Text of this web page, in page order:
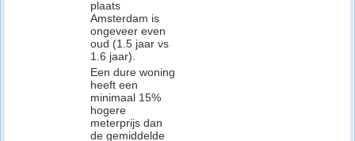
plaats
Amsterdam is
ongeveer even
oud (1.5 jaar vs
1.6 jaar).
Een dure woning
heeft een
minimaal 15%
hogere
meterprijs dan
de gemiddelde